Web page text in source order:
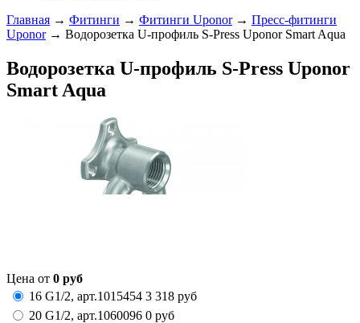
Главная → Фитинги → Фитинги Uponor→ Пресс-фитинги
Uponor→ Водорозетка U-профиль S-Press Uponor Smart Aqua
Водорозетка U-профиль S-Press Uponor
Smart Aqua
Цена от 0 руб
16 G1/2, арт.1015454 3 318 руб
20 G1/2, арт.1060096 0 руб